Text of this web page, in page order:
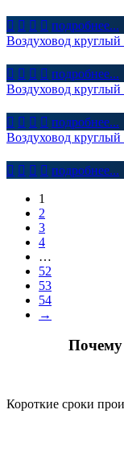
    подробнее...
Воздуховод
    подробнее...
Воздуховод
    подробнее...
Воздуховод
    подробнее...
1
2
3
4
…
52
53
54
→
Короткие сроки